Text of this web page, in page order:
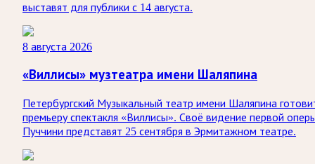
выставят для публики с 14 августа.
8 августа 2026
«Виллисы» музтеатра имени Шаляпина
Петербургский Музыкальный театр имени Шаляпина
премьеру спектакля «Виллисы». Своё видение первой
Пуччини представят 25 сентября в Эрмитажном театре.